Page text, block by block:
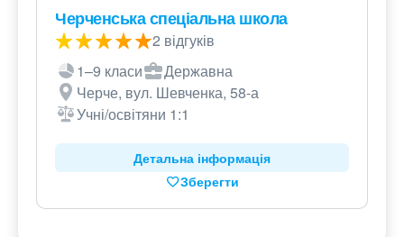
Черченська спеціальна школа
2 відгуків
1–9 класи
Державна
Черче, вул. Шевченка, 58-а
Учні/освітяни 1:1
Детальна інформація
Зберегти